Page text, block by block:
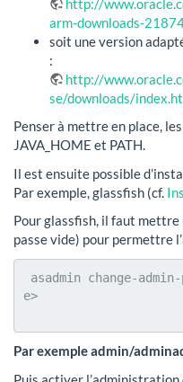
http://
arm-downloads-
soit une version
:
http://
se/downloads/
Penser à mettre en place,
JAVA_HOME et PATH.
Il est ensuite possible
Par exemple, glassfish (cf.
Pour glassfish, il faut mettre
passe vide) pour permettre
e>
Par exemple admin/